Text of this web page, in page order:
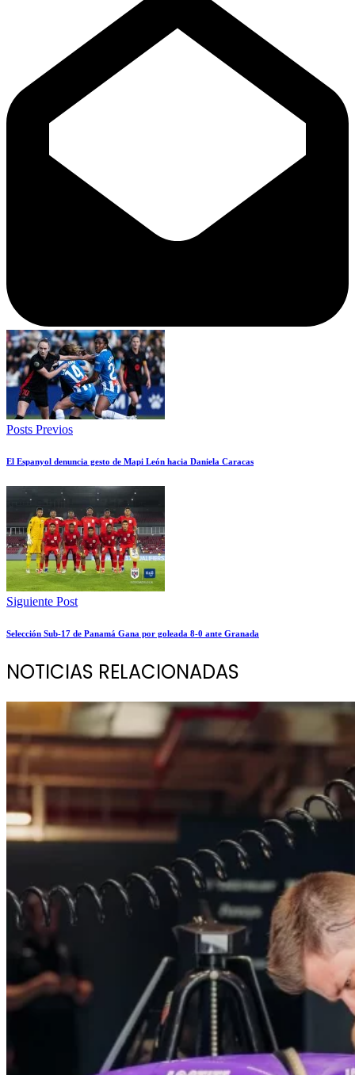
Posts Previos
El Espanyol denuncia gesto de Mapi León hacia Daniela Caracas
Siguiente Post
Selección Sub-17 de Panamá Gana por goleada 8-0 ante Granada
NOTICIAS RELACIONADAS